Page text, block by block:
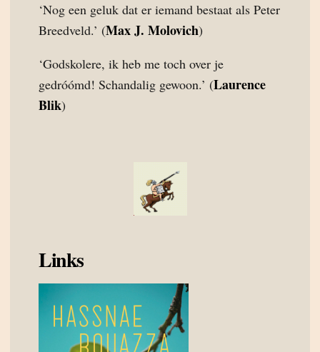
‘Nog een geluk dat er iemand bestaat als Peter
Breedveld.’ (Max J. Molovich)
‘Godskolere, ik heb me toch over je
gedróómd! Schandalig gewoon.’ (Laurence
Blik)
Links